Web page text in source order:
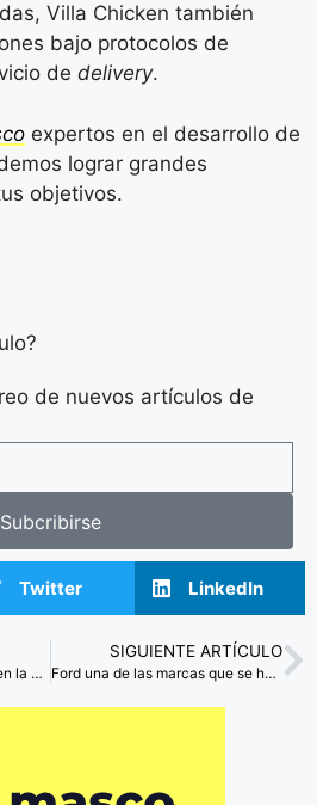
Villa Chicken también
bajo protocolos de
de delivery.
expertos en el desarrollo de
lograr grandes
objetivos.
de nuevos artículos de
Subcribirse
Twitter LinkedIn
La mascarilla se convierte en la nueva novedad de merchandising en tiempos de cuarentena
SIGUIENTE ARTÍCULO
Ford una de las marcas que se han sumado a la lucha contra el Covid